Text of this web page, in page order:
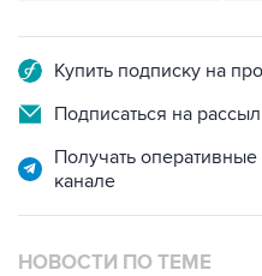
Купить подписку на
Подписаться на
Получать
канале
НОВОСТИ ПО ТЕМЕ